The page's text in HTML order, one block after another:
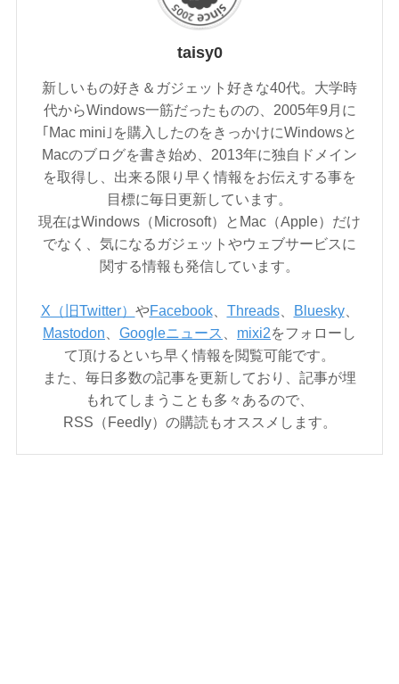
taisy0
新しいもの好き＆ガジェット好きな40代。大学時
代からWindows一筋だったものの、2005年9月に
｢Mac mini｣を購入したのをきっかけにWindowsと
Macのブログを書き始め、2013年に独自ドメイン
を取得し、出来る限り早く情報をお伝えする事を
目標に毎日更新しています。
現在はWindows（Microsoft）とMac（Apple）だけ
でなく、気になるガジェットやウェブサービスに
関する情報も発信しています。
X（旧Twitter） やFacebook、 Threads、 Bluesky、
Mastodon
Googleニュース mixi2をフォローし
て頂けるといち早く情報を閲覧可能です。
また、毎日多数の記事を更新しており、記事が埋
もれてしまうことも多々あるので、
RSS（Feedly）の購読もオススメします。